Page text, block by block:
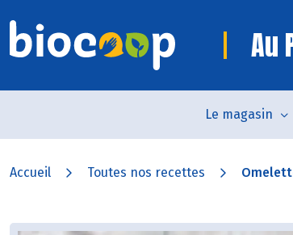
Au
Le magasin
Accueil Toutes nos recettes